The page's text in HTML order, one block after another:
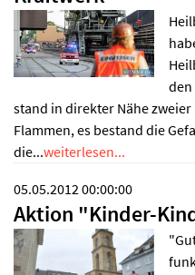
den
stand in direkter Nähe
Flammen, es bestand die
die...weiterlesen...
05.05.2012 00:00:00
Aktion "Kinder-